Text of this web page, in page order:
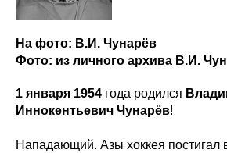
На фото: В.И. Чунарёв
Фото: из личного архива В.И.
1 января 1954 года родился
Иннокентьевич Чунарёв!
Нападающий. Азы хоккея постигал